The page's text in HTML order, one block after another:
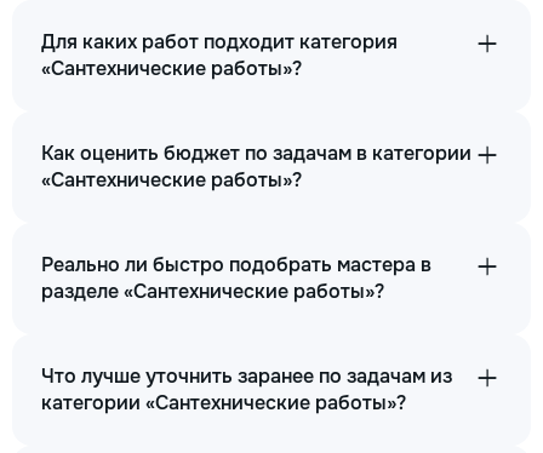
Для каких работ подходит категория
«Сантехнические работы»?
Как оценить бюджет по задачам в категории
«Сантехнические работы»?
Реально ли быстро подобрать мастера в
разделе «Сантехнические работы»?
Что лучше уточнить заранее по задачам из
категории «Сантехнические работы»?